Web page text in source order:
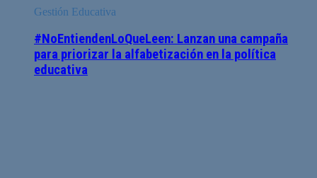
Gestión Educativa
#NoEntiendenLoQueLeen: Lanzan una campaña
para priorizar la alfabetización en la política
educativa